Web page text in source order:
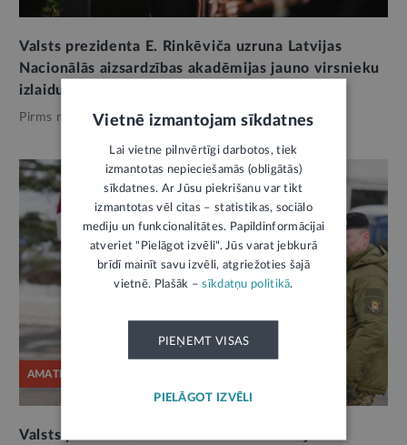
Valsts prezidenta E. Rinkēviča uzruna Latvijas
Nacionālās aizsardzības akadēmijas jauno virsnieku
izlaiduma ceremonijā
Pirms mēneša, Valsts pārvalde
AMATPERSONAS RUNA
Valsts prezidenta uzruna NBS Nodrošinājuma
Vietnē izmantojam sīkdatnes
Lai vietne pilnvērtīgi darbotos, tiek
izmantotas nepieciešamās (obligātās)
sīkdatnes. Ar Jūsu piekrišanu var tikt
izmantotas vēl citas – statistikas, sociālo
mediju un funkcionalitātes. Papildinformācijai
atveriet "Pielāgot izvēli". Jūs varat jebkurā
brīdī mainīt savu izvēli, atgriežoties šajā
vietnē. Plašāk –sīkdatņu politikā.
PIEŅEMT VISAS
PIELĀGOT IZVĒLI